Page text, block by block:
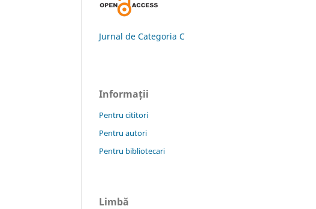
Jurnal de Categoria C
Informații
Pentru cititori
Pentru autori
Pentru bibliotecari
Limbă